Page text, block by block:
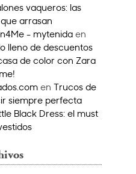
vaqueros: las
arrasan
- mytenidaen
lleno de descuentos
de color con Zara
en Trucos de
siempre perfecta
Black Dress: el must